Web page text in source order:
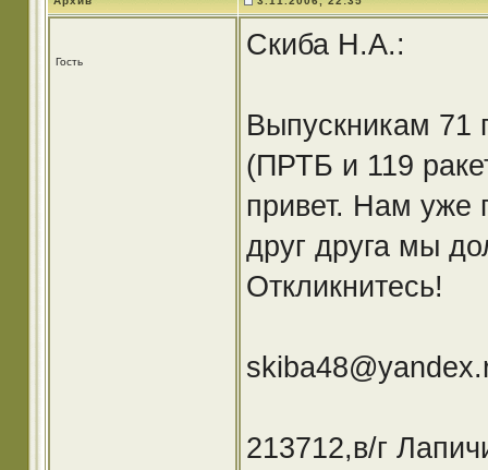
Гость
Скиба Н.А.:
Выпускникам 71
(ПРТБ и 119
привет. Нам уже
друг друга мы
Откликнитесь!
213712,в/г